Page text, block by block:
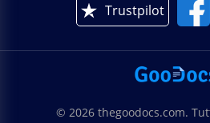
Trustpilot
© 2026 thegoodocs.com.